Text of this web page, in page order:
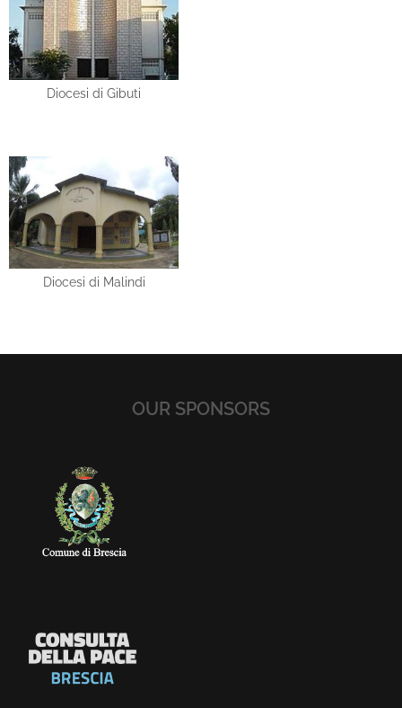
Diocesi di Gibuti
Diocesi di Malindi
OUR SPONSORS